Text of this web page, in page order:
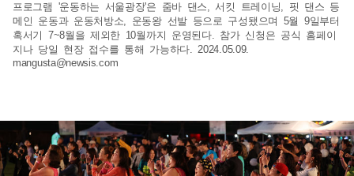
프로그램 '운동하는 서울광장'은 줌바 댄스, 서킷 트레이닝, 핏 댄스 등
메인 운동과 운동처방소, 운동왕 선발 등으로 구성됐으며 5월 9일부터
혹서기 7~8월을 제외한 10월까지 운영된다. 참가 신청은 공식 홈페이
지나 당일 현장 접수를 통해 가능하다. 2024.05.09.
mangusta@newsis.com